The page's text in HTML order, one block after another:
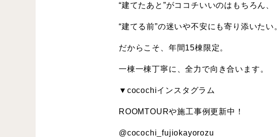
“建てたあと”がココチいいのはもちろん、
“建てる前”の迷いや不安にも寄り添いたい。
だからこそ、年間15棟限定。
一棟一棟丁寧に、全力で向き合います。
▼cocochiインスタグラム
ROOMTOURや施工事例更新中！
@cocochi_fujiokayorozu